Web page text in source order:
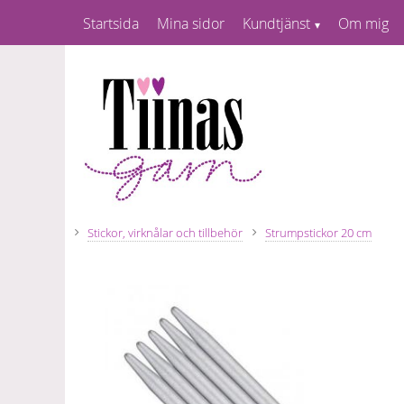
Startsida Mina sidor Kundtjänst Om mig
Stickor, virknålar och tillbehör Strumpstickor 20 cm